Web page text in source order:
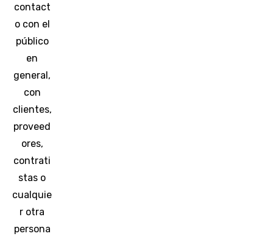
contact
o con el
público
en
general,
con
clientes,
proveed
ores,
contrati
stas o
cualquie
r otra
persona